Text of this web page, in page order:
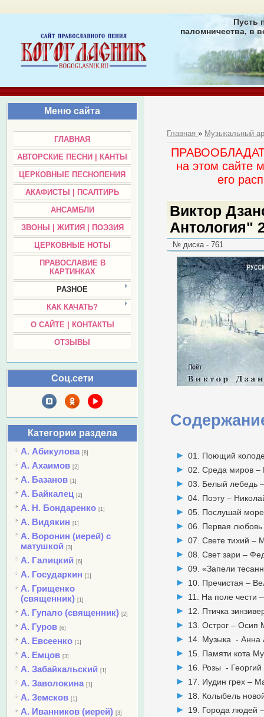
Пусть
паломничества, в
Меню сайта
ГЛАВНАЯ
АВТОРСКИЕ ПЕСНИ | КАНТЫ
ЦЕРКОВНЫЕ ПЕСНОПЕНИЯ
АКАФИСТЫ | ПСАЛТИРЬ
АНСАМБЛИ
ЗВОНЫ | ЖИТИЯ | ПОЭЗИЯ
ЦЕРКОВНЫЕ НОТЫ
ПРАВОСЛАВИЕ В
КАРТИНКАХ
РАЗНОЕ
КАК КАЧАТЬ?
О САЙТЕ | КОНТАКТЫ
ОТЗЫВЫ
Соц.сети
Категории раздела
А. Абикулова [8]
А. Ахаимов [2]
А. Базанов [1]
А. Байкалец [2]
А. Н. Бондаренко [1]
А. Видякин [1]
А. Воронин (иерей) с
матушкой [3]
А. Галицкий [6]
А. Государкин [1]
А. Грищенко
(священник) [1]
А. Гупало (священник) [2]
А. Гуров [6]
А. Евсеенко [1]
А. Емцов [3]
А. Забайкальский [1]
А. Заволокина [1]
А. Земсков [1]
А. Иванников (иерей) [3]
Главная» Музыкальный
на этом сайте
его
Виктор
Антология"
№ диска - 761
01. Поющий
02. Среда миров –
03. Белый лебедь
04. Поэту –
05. Послушай
06. Первая любовь
07. Свете тихий –
08. Свет зари –
09. «Запели
10. Пречистая –
11. На поле чести
12. Птичка
13. Острог – Осип
14. Музыка - Анна
15. Памяти кота
16. Розы - Георгий
17. Иудин грех –
18. Колыбель
19. Города людей